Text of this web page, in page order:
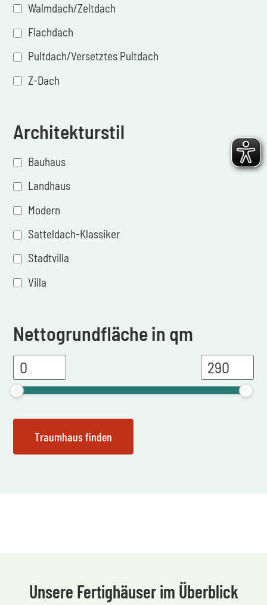
Walmdach/Zeltdach
Flachdach
Pultdach/Versetztes Pultdach
Z-Dach
Architekturstil
Bauhaus
Landhaus
Modern
Satteldach-Klassiker
Stadtvilla
Villa
Nettogrundfläche in qm
Unsere Fertighäuser im Überblick